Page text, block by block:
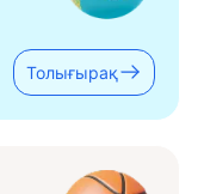
Толығырақ